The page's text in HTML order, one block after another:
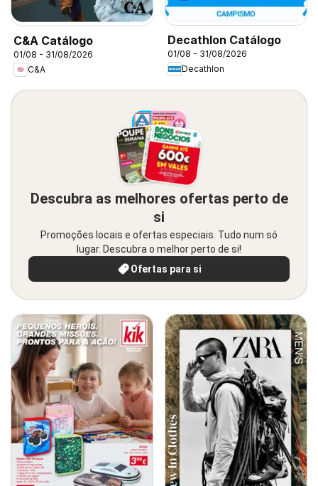
C&A Catálogo
01/08 - 31/08/2026
C&A
Decathlon Catálogo
01/08 - 31/08/2026
Decathlon
Descubra as melhores ofertas perto de
si
Promoções locais e ofertas especiais. Tudo num só
lugar. Descubra o melhor perto de si!
Ofertas para si